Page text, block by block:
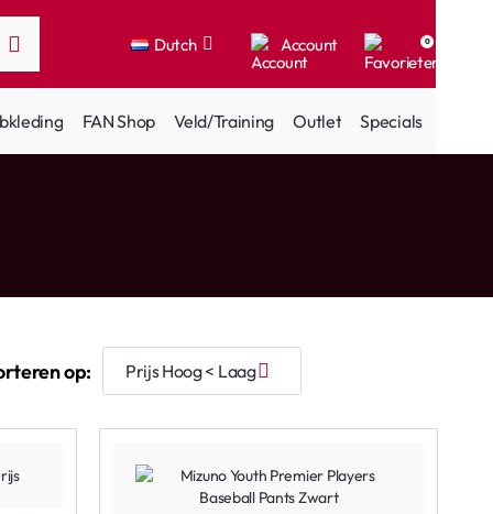
Dutch Account 0
FAN Shop Veld/Training Outlet Specials
op: